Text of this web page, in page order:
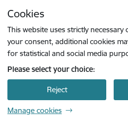
Cookies
This website uses strictly
your consent, additional cookies
for statistical and social media
Please select your choice:
Reject
Manage cookies